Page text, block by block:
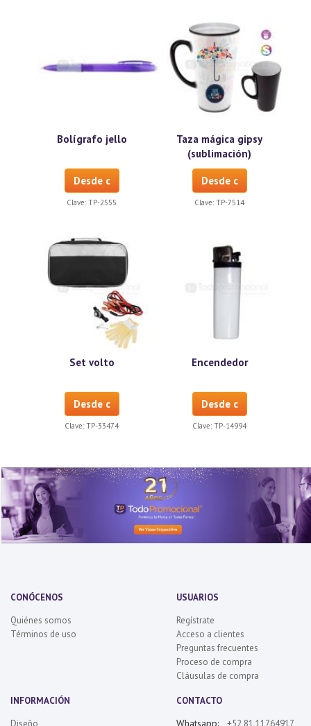
Bolígrafo jello
Desde c
Clave: TP-2555
Taza mágica gipsy
(sublimación)
Desde c
Clave: TP-7514
Set volto
Desde c
Clave: TP-33474
Encendedor
Desde c
Clave: TP-14994
CONÓCENOS
Quiénes somos
Términos de uso
USUARIOS
Regístrate
Acceso a clientes
Preguntas frecuentes
Proceso de compra
Cláusulas de compra
INFORMACIÓN
Diseño
CONTACTO
Whatsapp: +52 81 11764917